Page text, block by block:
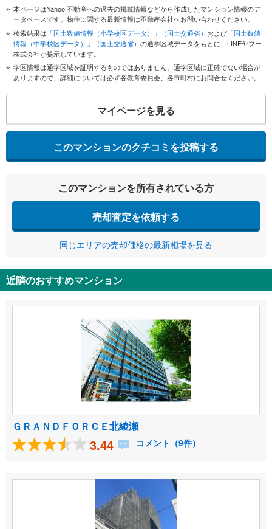
本ページはYahoo!不動産への過去の掲載情報などから作成したマンション情報のデ
ータベースです。物件に関する最新情報は不動産会社へお問い合わせください。
検索結果は 「国土数値情報（小学校区データ）」（国土交通省） および 「国土数値
情報（中学校区データ）」（国土交通省） の通学区域データをもとに、LINEヤフー
株式会社が提示しています。
学区情報は通学区域を証明するものではありません。通学区域は正確でない場合が
ありますので、詳細については必ず各教育委員会、各市町村にお問合せください。
マイページを見る
このマンションのクチコミを投稿する
このマンションを所有されている方
売却査定を依頼する
同じエリアの売却価格の最新相場を見る
近隣のおすすめマンション
ＧＲＡＮＤＦＯＲＣＥ北綾瀬
3.44 コメント（9件）